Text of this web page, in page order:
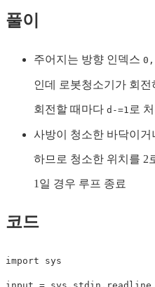
풀이
주어지는 방향 인덱스
인데 로봇청소기가 회
회전할 때마다 d-=1 로
사방이 청소한 바닥이
하므로 청소한 위치를 2
1일 경우 루프 종료
코드
import